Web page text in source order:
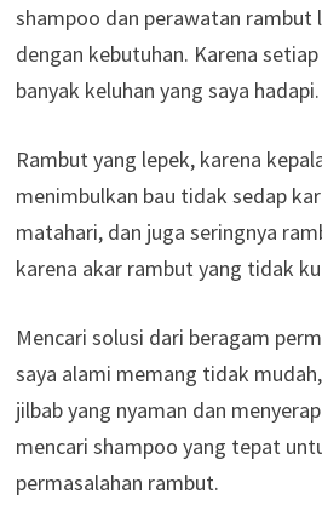
shampoo dan perawatan rambut
dengan kebutuhan. Karena
banyak keluhan yang saya hadapi.
Rambut yang lepek, karena
menimbulkan bau tidak sedap
matahari, dan juga seringnya
karena akar rambut yang tidak
Mencari solusi dari beragam
saya alami memang tidak
jilbab yang nyaman dan
mencari shampoo yang tepat
permasalahan rambut.